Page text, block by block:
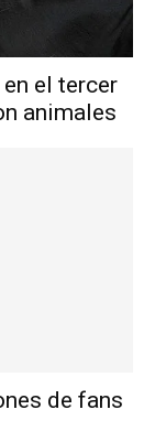
el tercer
animales
de fans